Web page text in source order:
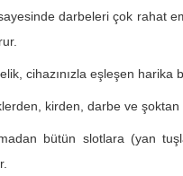
darbeleri çok rahat
cihazınızla eşleşen harika
kirden, darbe ve
bütün slotlara (yan